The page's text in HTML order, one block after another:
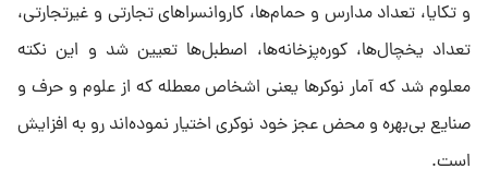
و تکایا، تعداد مدارس و حمام‌ها، کاروانسراهای تجارتی و غیرتجارتی،
تعداد یخچال‌ها، کوره‌پزخانه‌ها، اصطبل‌ها تعیین شد و این نکته
معلوم شد که آمار نوکرها یعنی اشخاص معطله که از علوم و حرف و
صنایع بی‌بهره و محض عجز خود نوکری اختیار نموده‌اند رو به افزایش
است.